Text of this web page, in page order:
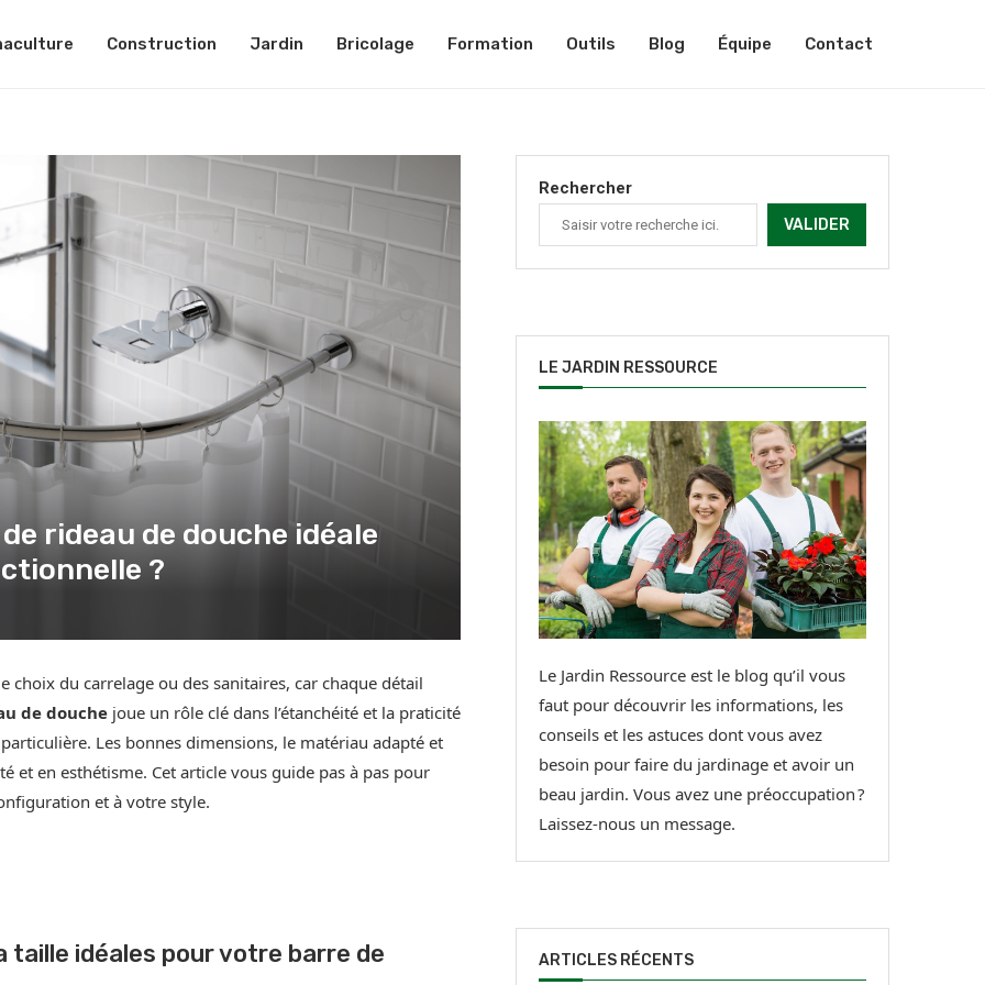
Construction Jardin Bricolage Formation Outils Blog Équipe Contact
rideau de douche idéale
?
du carrelage ou des sanitaires, car chaque détail
de douche joue un rôle clé dans l’étanchéité et la praticité
Les bonnes dimensions, le matériau adapté et
en esthétisme. Cet article vous guide pas à pas pour
et à votre style.
idéales pour votre barre de
Rechercher
VALIDER
LE JARDIN RESSOURCE
Le Jardin Ressource est le blog qu’il vous
faut pour découvrir les informations, les
conseils et les astuces dont vous avez
besoin pour faire du jardinage et avoir un
beau jardin. Vous avez une préoccupation ?
Laissez-nous un message.
ARTICLES RÉCENTS